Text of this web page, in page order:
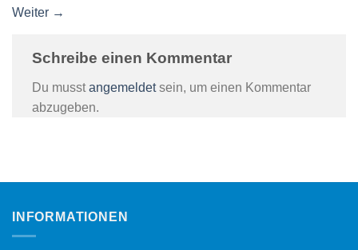
Weiter →
Schreibe einen Kommentar
Du musstangemeldetsein, um einen Kommentar
abzugeben.
INFORMATIONEN